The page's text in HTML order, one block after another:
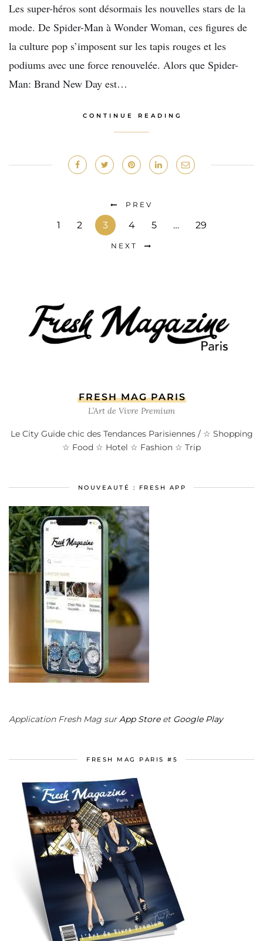
Les super-héros sont désormais les nouvelles stars de la
mode. De Spider-Man à Wonder Woman, ces figures de
la culture pop s’imposent sur les tapis rouges et les
podiums avec une force renouvelée. Alors que Spider-
Man: Brand New Day est…
CONTINUE READING
PREV
1 2 3 4 5 … 29
NEXT
FRESH MAG PARIS
L’Art de Vivre Premium
Le City Guide chic des Tendances Parisiennes / ☆ Shopping
☆ Food ☆ Hotel ☆ Fashion ☆ Trip
NOUVEAUTÉ : FRESH APP
Application Fresh Mag sur App Storeet Google Play
FRESH MAG PARIS #5